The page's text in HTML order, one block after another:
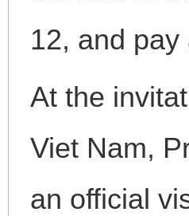
12, and
At the
Viet Nam,
an official